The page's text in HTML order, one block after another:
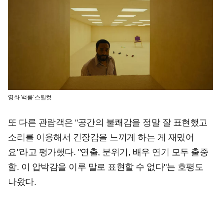
영화 '백룸' 스틸컷
또 다른 관람객은 "공간의 불쾌감을 정말 잘 표현했고
소리를 이용해서 긴장감을 느끼게 하는 게 재밌어
요"라고 평가했다. "연출, 분위기, 배우 연기 모두 출중
함. 이 압박감을 이루 말로 표현할 수 없다"는 호평도
나왔다.